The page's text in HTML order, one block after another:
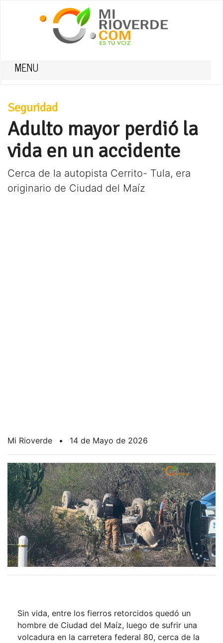
MENU
Seguridad
Adulto mayor perdió la
vida en un accidente
Cerca de la autopista Cerrito- Tula, era
originario de Ciudad del Maíz
Mi Rioverde • 14 de Mayo de 2026
Sin vida, entre los fierros retorcidos quedó un
hombre de Ciudad del Maíz, luego de sufrir una
volcadura en la carretera federal 80, cerca de la